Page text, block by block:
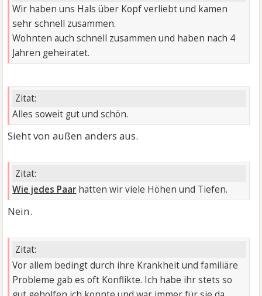
Wir haben uns Hals über Kopf verliebt und kamen
sehr schnell zusammen.
Wohnten auch schnell zusammen und haben nach 4
Jahren geheiratet.
Zitat:
Alles soweit gut und schön.
Sieht von außen anders aus.
Zitat:
Wie jedes Paar hatten wir viele Höhen und Tiefen.
Nein.
Zitat:
Vor allem bedingt durch ihre Krankheit und familiäre
Probleme gab es oft Konflikte. Ich habe ihr stets so